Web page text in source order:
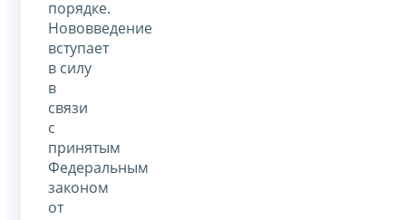
порядке.
Нововведение
вступает
в силу
в
связи
с
принятым
Федеральным
законом
от